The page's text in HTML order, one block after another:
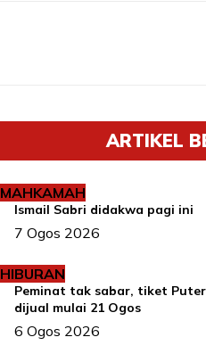
ARTIKEL
MAHKAMAH
Ismail Sabri didakwa pagi ini
7 Ogos 2026
HIBURAN
Peminat tak sabar, tiket
dijual mulai 21 Ogos
6 Ogos 2026